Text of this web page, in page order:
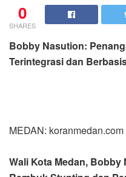
0
SHARES
Bobby Nasution:
Terintegrasi dan
MEDAN: koranmedan.com
Wali Kota Medan,